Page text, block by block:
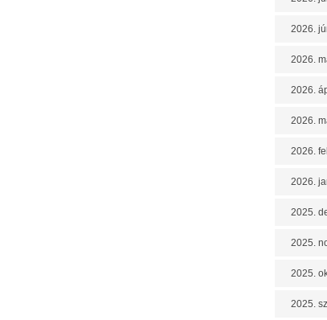
2026.
2026.
2026.
2026.
2026.
2026.
2025.
2025.
2025.
2025.